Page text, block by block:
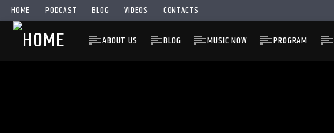
HOME PODCAST BLOG VIDEOS CONTACTS
ABOUT US BLOG MUSIC NOW PROGRAM